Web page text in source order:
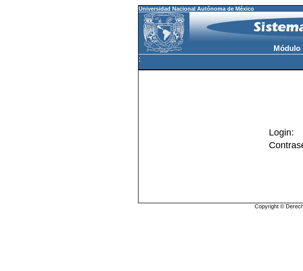
Universidad Nacional Autónoma de México
Módulo
:
Login:
Copyright ©